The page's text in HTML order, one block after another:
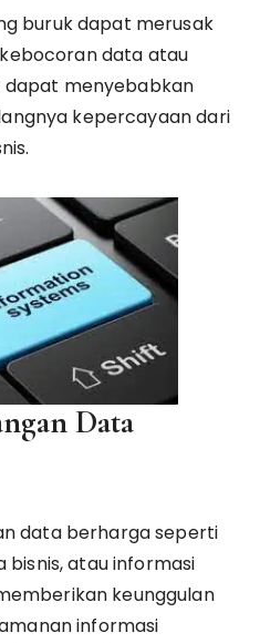
buruk dapat merusak
data atau
menyebabkan
kepercayaan dari
Data
data berharga seperti
bisnis, atau informasi
keunggulan
informasi